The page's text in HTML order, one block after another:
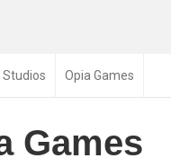
Studios Opia Games
Games